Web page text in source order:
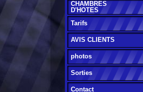
Tarifs
AVIS CLIENTS
photos
Sorties
Contact
Gîtes en bord de
mer